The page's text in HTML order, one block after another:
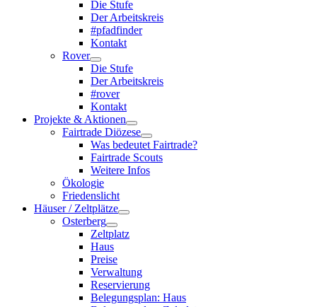
Die Stufe
Der Arbeitskreis
#pfadfinder
Kontakt
Rover
Die Stufe
Der Arbeitskreis
#rover
Kontakt
Projekte & Aktionen
Fairtrade Diözese
Was bedeutet Fairtrade?
Fairtrade Scouts
Weitere Infos
Ökologie
Friedenslicht
Häuser / Zeltplätze
Osterberg
Zeltplatz
Haus
Preise
Verwaltung
Reservierung
Belegungsplan: Haus